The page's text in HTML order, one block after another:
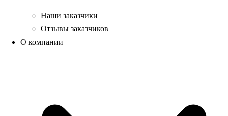
Наши заказчики
Отзывы заказчиков
О компании